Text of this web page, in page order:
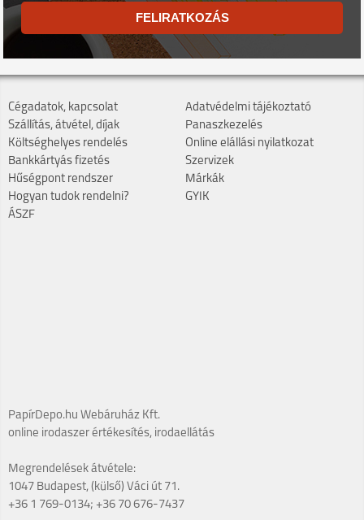
FELIRATKOZÁS
Cégadatok, kapcsolat
Szállítás, átvétel, díjak
Költséghelyes rendelés
Bankkártyás fizetés
Hűségpont rendszer
Hogyan tudok rendelni?
ÁSZF
Adatvédelmi tájékoztató
Panaszkezelés
Online elállási nyilatkozat
Szervizek
Márkák
GYIK
PapírDepo.hu Webáruház Kft.
online irodaszer értékesítés, irodaellátás
Megrendelések átvétele:
1047 Budapest, (külső) Váci út 71.
+36 1 769-0134; +36 70 676-7437